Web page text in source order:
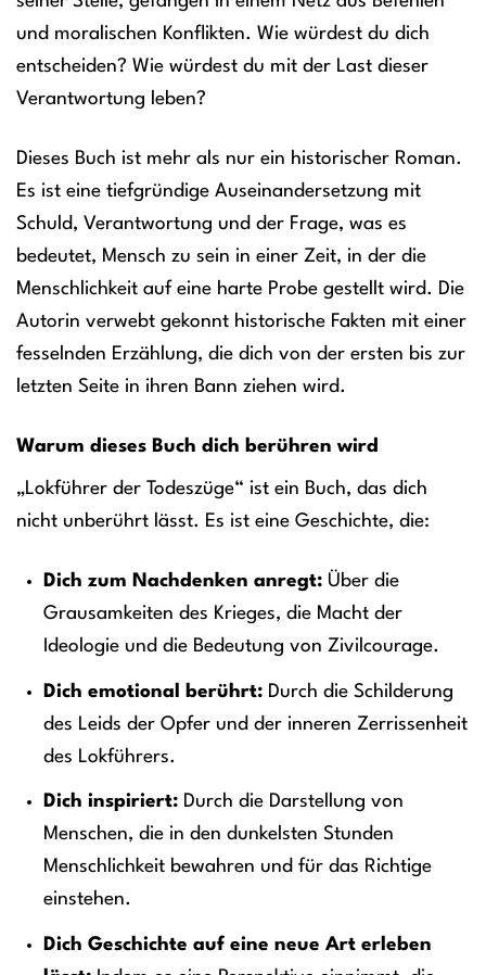
und moralischen Konflikten. Wie würdest du dich
entscheiden? Wie würdest du mit der Last dieser
Verantwortung leben?
Dieses Buch ist mehr als nur ein historischer Roman.
Es ist eine tiefgründige Auseinandersetzung mit
Schuld, Verantwortung und der Frage, was es
bedeutet, Mensch zu sein in einer Zeit, in der die
Menschlichkeit auf eine harte Probe gestellt wird. Die
Autorin verwebt gekonnt historische Fakten mit einer
fesselnden Erzählung, die dich von der ersten bis zur
letzten Seite in ihren Bann ziehen wird.
Warum dieses Buch dich berühren wird
„Lokführer der Todeszüge“ ist ein Buch, das dich
nicht unberührt lässt. Es ist eine Geschichte, die:
Dich zum Nachdenken anregt:Über die
Grausamkeiten des Krieges, die Macht der
Ideologie und die Bedeutung von Zivilcourage.
Dich emotional berührt:Durch die Schilderung
des Leids der Opfer und der inneren Zerrissenheit
des Lokführers.
Dich inspiriert:Durch die Darstellung von
Menschen, die in den dunkelsten Stunden
Menschlichkeit bewahren und für das Richtige
einstehen.
Dich Geschichte auf eine neue Art erleben